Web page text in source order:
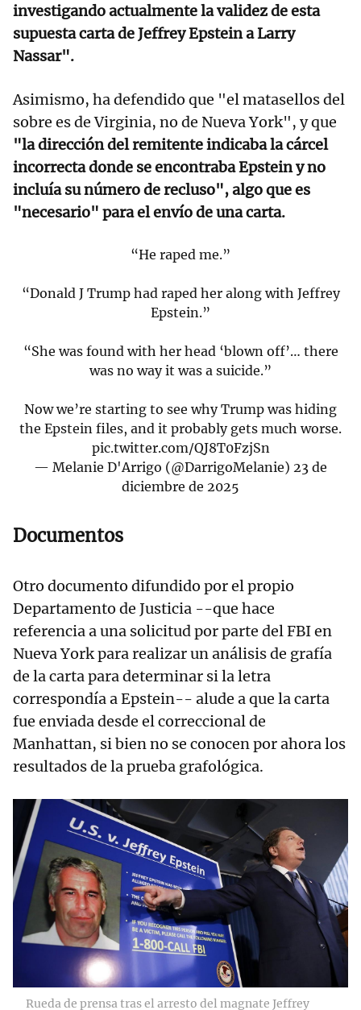
investigando actualmente la validez de esta
supuesta carta de Jeffrey Epstein a Larry
Nassar".
Asimismo, ha defendido que "el matasellos del
sobre es de Virginia, no de Nueva York", y que
"la dirección del remitente indicaba la cárcel
incorrecta donde se encontraba Epstein y no
incluía su número de recluso", algo que es
"necesario" para el envío de una carta.
“He raped me.”
“Donald J Trump had raped her along with Jeffrey
Epstein.”
“She was found with her head ‘blown off’… there
was no way it was a suicide.”
Now we’re starting to see why Trump was hiding
the Epstein files, and it probably gets much worse.
pic.twitter.com/QJ8T0FzjSn
— Melanie D'Arrigo (@DarrigoMelanie) 23 de
diciembre de 2025
Documentos
Otro documento difundido por el propio
Departamento de Justicia --que hace
referencia a una solicitud por parte del FBI en
Nueva York para realizar un análisis de grafía
de la carta para determinar si la letra
correspondía a Epstein-- alude a que la carta
fue enviada desde el correccional de
Manhattan, si bien no se conocen por ahora los
resultados de la prueba grafológica.
Rueda de prensa tras el arresto del magnate Jeffrey